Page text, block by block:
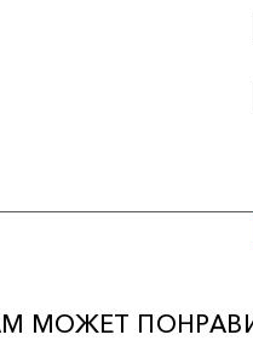
роман, действие
в период
МОЖЕТ